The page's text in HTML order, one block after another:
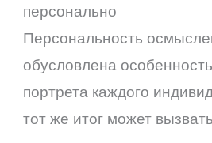
персонально
Персональность
обусловлена
портрета каждого
тот же итог может